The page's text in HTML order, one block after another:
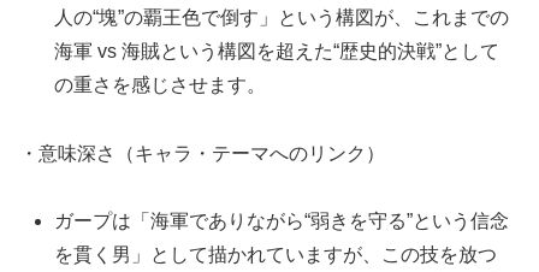
人の“塊”の覇王色で倒す」という構図が、これまでの
海軍 vs 海賊という構図を超えた“歴史的決戦”として
の重さを感じさせます。
・意味深さ（キャラ・テーマへのリンク）
ガープは「海軍でありながら“弱きを守る”という信念
を貫く男」として描かれていますが、この技を放つ